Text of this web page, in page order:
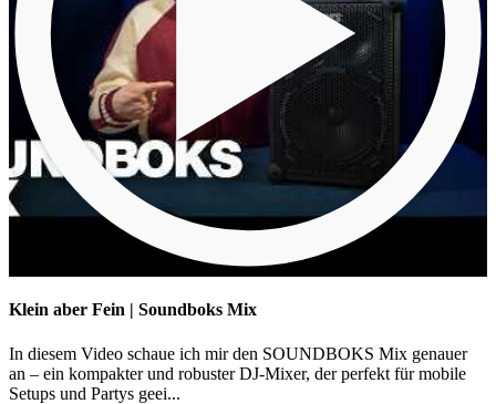
Klein aber Fein | Soundboks Mix
In diesem Video schaue ich mir den SOUNDBOKS Mix genauer
an – ein kompakter und robuster DJ-Mixer, der perfekt für mobile
Setups und Partys geei...